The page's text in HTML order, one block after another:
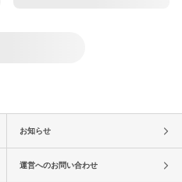
お知らせ
運営へのお問い合わせ